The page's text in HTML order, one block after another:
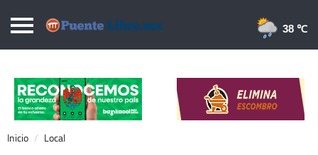
Puentelibre.mx
Local
Nacional
Opinión
38 ℃
Inicio Local